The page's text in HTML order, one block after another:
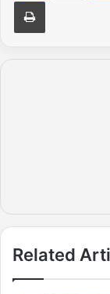
Related